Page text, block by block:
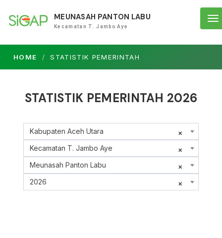
MEUNASAH PANTON LABU
Kecamatan T. Jambo Aye
HOME STATISTIK PEMERINTAH
STATISTIK PEMERINTAH 2026
×
Kabupaten Aceh Utara
×
Kecamatan T. Jambo Aye
×
Meunasah Panton Labu
×
2026